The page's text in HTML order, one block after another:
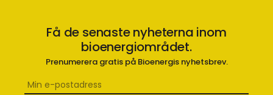
Få de senaste nyheterna inom
bioenergiområdet.
Prenumerera gratis på Bioenergis nyhetsbrev.